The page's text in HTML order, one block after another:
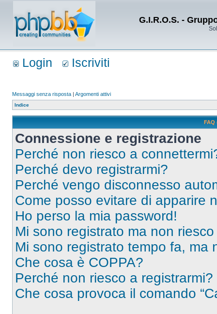
G.I.R.O.S. -
Login Iscriviti
Messaggi senza risposta | Argomenti attivi
Indice
FAQ
Connessione e registrazione
Perché non riesco a
Perché devo registrarmi?
Perché vengo disconnesso
Come posso evitare di apparire
Ho perso la mia password!
Mi sono registrato ma non
Mi sono registrato tempo fa, ma
Che cosa è COPPA?
Perché non riesco a registrarmi?
Che cosa provoca il comando